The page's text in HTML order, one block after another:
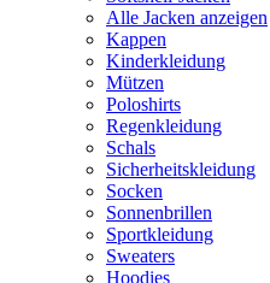
Alle Jacken anzeigen
Kappen
Kinderkleidung
Mützen
Poloshirts
Regenkleidung
Schals
Sicherheitskleidung
Socken
Sonnenbrillen
Sportkleidung
Sweaters
Hoodies